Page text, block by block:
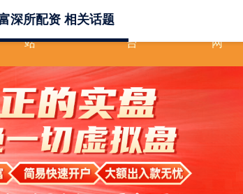
配资首选门户网
站
台
网
深所配资 相关话题